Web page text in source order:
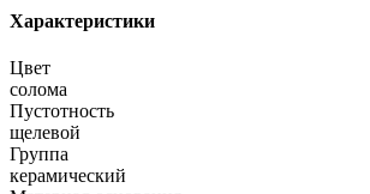
Характеристики
Цвет
солома
Пустотность
щелевой
Группа
керамический